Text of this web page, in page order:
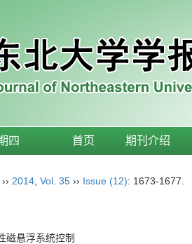
四 首页 期刊介绍
›› 2014 Vol. 35 ›› Issue (12): 1673-1677.
磁悬浮系统控制